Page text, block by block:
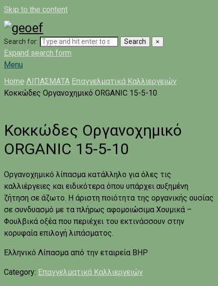
Skip to the content
Search for: Search ×
Expand search form
Menu
Home ΛΙΠΑΣΜΑΤΑ Επαγγελματικά Καλλιεργειών
Κοκκώδες Οργανοχημικό ORGANIC 15-5-10
Κοκκώδες Οργανοχημικό
ORGANIC 15-5-10
Οργανοχημικό λίπασμα κατάλληλο για όλες τις
καλλιέργειες και ειδικότερα όπου υπάρχει αυξημένη
ζήτηση σε άζωτο. Η άριστη ποιότητα της οργανικής ουσίας
σε συνδυασμό με τα πλήρως αφομοιώσιμα Χουμικά –
Φουλβικά οξέα που περιέχει του εκτινάσσουν στην
κορυφαία επιλογή λιπάσματος.
Ελληνικό Λίπασμα από την εταιρεία ΒΗΡ
Category: Επαγγελματικά Καλλιεργειών